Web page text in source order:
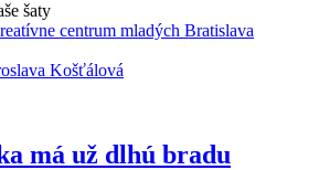
šaty
centrum mladých Bratislava
Košťálová
má už dlhú bradu